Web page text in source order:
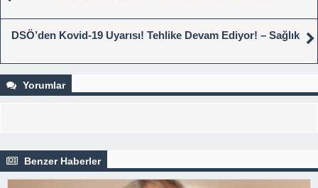
DSÖ’den Kovid-19 Uyarısı! Tehlike Devam Ediyor! – Sağlık
Yorumlar
Benzer Haberler